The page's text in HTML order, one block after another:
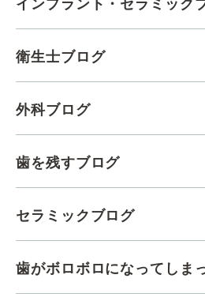
インプラント・セラミック
衛生士ブログ
外科ブログ
歯を残すブログ
セラミックブログ
歯がボロボロになってしま